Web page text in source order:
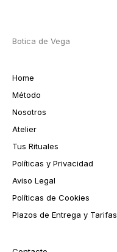
Botica de Vega
Home
Método
Nosotros
Atelier
Tus Rituales
Políticas y Privacidad
Aviso Legal
Políticas de Cookies
Plazos de Entrega y Tarifas